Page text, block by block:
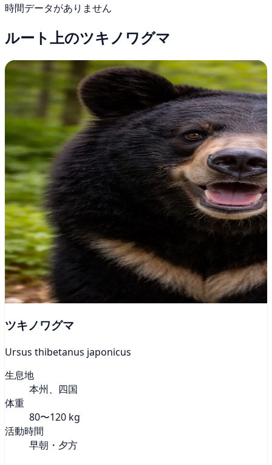
時間データがありません
ルート上のツキノワグマ
ツキノワグマ
Ursus thibetanus japonicus
生息地
本州、四国
体重
80〜120 kg
活動時間
早朝・夕方